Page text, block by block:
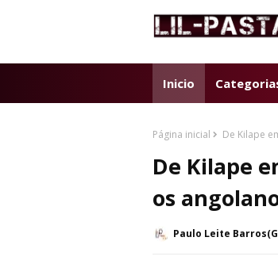
Inicio
Página inicial De Kilape
De Kilape
os
Paulo Leite